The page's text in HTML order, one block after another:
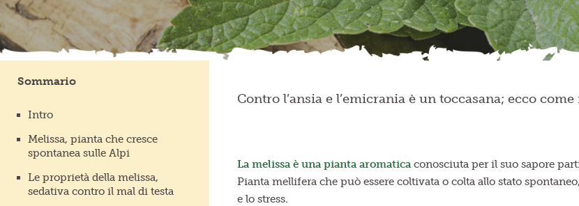
Sommario
Intro
Melissa, pianta che cresce
spontanea sulle Alpi
Le proprietà della melissa,
sedativa contro il mal di testa
Contro l’ansia e l’emicrania è un toccasana; ecco
La melissa è una pianta aromaticaconosciuta per il suo sapore
Pianta mellifera che può essere coltivata o colta allo stato
e lo stress.